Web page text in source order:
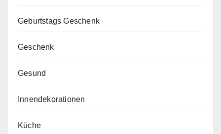
Geburtstags Geschenk
Geschenk
Gesund
Innendekorationen
Küche